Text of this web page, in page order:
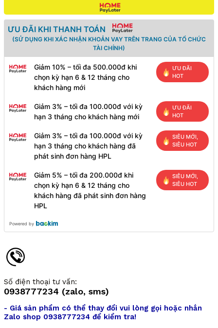
ƯU ĐÃI KHI THANH TOÁN
(SỬ DỤNG KHI XÁC NHẬN KHOẢN VAY TRÊN TRANG CỦA TỔ CHỨC
TÀI CHÍNH)
Giảm 10% – tối đa 500.000đ khi
chọn kỳ hạn 6 & 12 tháng cho
khách hàng mới
ƯU ĐÃI
HOT
Giảm 3% – tối đa 100.000đ với kỳ
hạn 3 tháng cho khách hàng mới
ƯU ĐÃI
HOT
Giảm 3% – tối đa 100.000đ với kỳ
hạn 3 tháng cho khách hàng đã
phát sinh đơn hàng HPL
SIÊU MỚI,
SIÊU HOT
Giảm 5% – tối đa 200.000đ khi
chọn kỳ hạn 6 & 12 tháng cho
khách hàng đã phát sinh đơn hàng
HPL
SIÊU MỚI,
SIÊU HOT
Powered by
Số điện thoại tư vấn:
0938777234 (zalo, sms)
- Giá sản phẩm có thể thay đổi vui lòng gọi hoặc nhắn
Zalo shop 0938777234 để kiểm tra!